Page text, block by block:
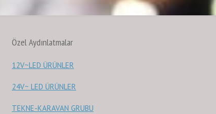
Özel Aydınlatmalar
12V~LED ÜRÜNLER
24V~ LED ÜRÜNLER
TEKNE-KARAVAN GRUBU